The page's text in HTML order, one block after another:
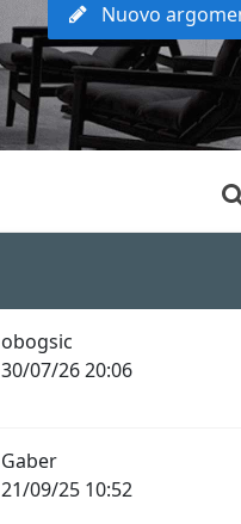
Nuovo
obogsic
30/07/26 20:06
Gaber
21/09/25 10:52